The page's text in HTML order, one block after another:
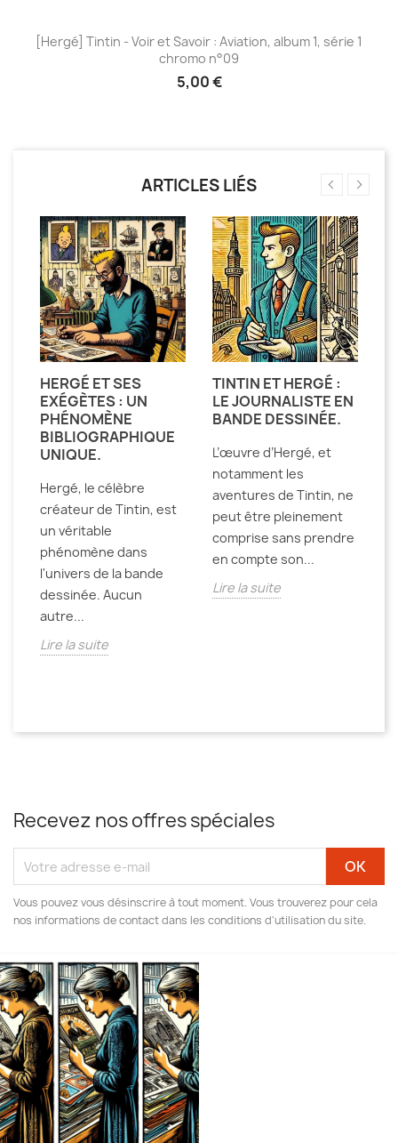
[Hergé] Tintin - Voir et Savoir : Aviation, album 1, série 1
chromo n°09
5,00 €
ARTICLES LIÉS
HERGÉ ET SES
EXÉGÈTES : UN
PHÉNOMÈNE
BIBLIOGRAPHIQUE
UNIQUE.
Hergé, le célèbre
créateur de Tintin, est
un véritable
phénomène dans
l'univers de la bande
dessinée. Aucun
autre...
Lire la suite
TINTIN ET HERGÉ :
LE JOURNALISTE EN
BANDE DESSINÉE.
L’œuvre d’Hergé, et
notamment les
aventures de Tintin, ne
peut être pleinement
comprise sans prendre
en compte son...
Lire la suite
Recevez nos offres spéciales
Vous pouvez vous désinscrire à tout moment. Vous trouverez pour cela
nos informations de contact dans les conditions d'utilisation du site.